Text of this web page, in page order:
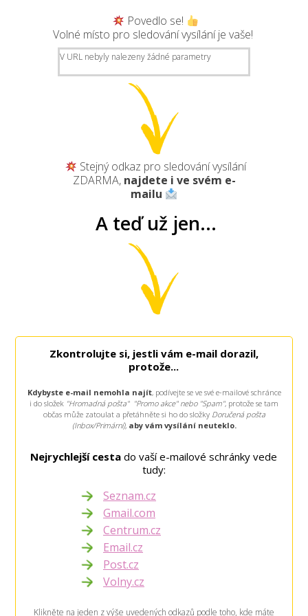
Povedlo se!
Volné místo pro sledování vysílání je vaše!
V URL nebyly nalezeny žádné parametry
Stejný odkaz pro sledování vysílání
ZDARMA, najdete i ve svém e-
mailu
A teď už jen...
Zkontrolujte si, jestli vám e-mail dorazil,
protože...
Kdybyste e-mail nemohla najít, podívejte se ve své e-mailové schránce
i do složek "Hromadná pošta" "Promo akce" nebo "Spam", protože se tam
občas může zatoulat a přetáhněte si ho do složky Doručená pošta
(Inbox/Primární), aby vám vysílání neuteklo.
Nejrychlejší cesta do vaší e-mailové schránky vede
tudy:
Seznam.cz
Gmail.com
Centrum.cz
Email.cz
Post.cz
Volny.cz
Klikněte na jeden z výše uvedených odkazů podle toho, kde máte